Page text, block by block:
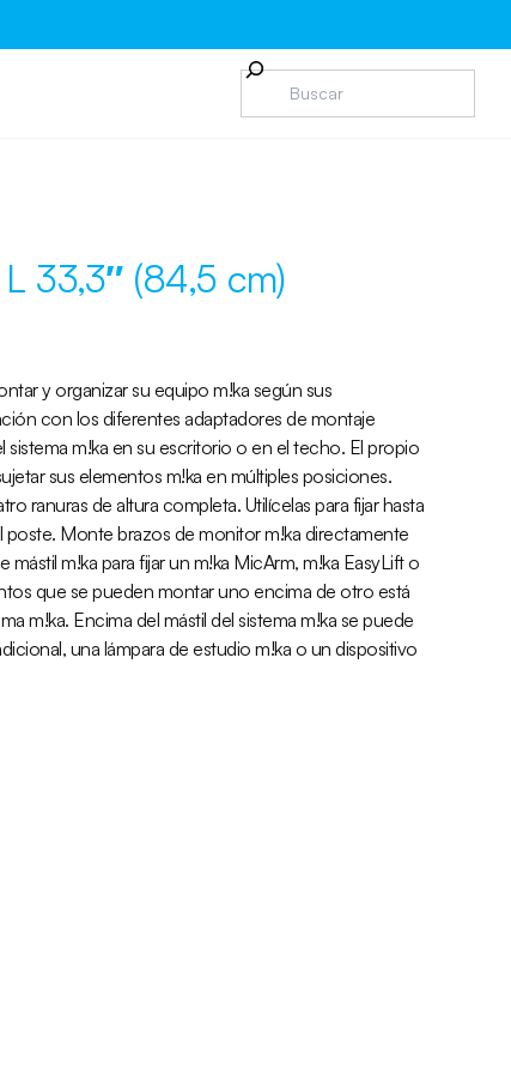
33,3″ (84,5 cm)
y organizar su equipo m!ka según sus
con los diferentes adaptadores de montaje
sistema m!ka en su escritorio o en el techo. El propio
sus elementos m!ka en múltiples posiciones.
ranuras de altura completa. Utilícelas para fijar hasta
poste. Monte brazos de monitor m!ka directamente
m!ka para fijar un m!ka MicArm, m!ka EasyLift o
que se pueden montar uno encima de otro está
m!ka. Encima del mástil del sistema m!ka se puede
una lámpara de estudio m!ka o un dispositivo